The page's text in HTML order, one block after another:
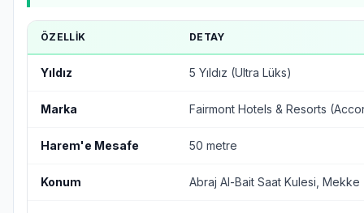
ÖZELLIK DETAY
Yıldız 5 Yıldız (Ultra Lüks)
Marka Fairmont Hotels & Resorts
Harem'e Mesafe 50 metre
Konum Abraj Al-Bait Saat Kulesi, Mekke